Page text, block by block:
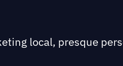
local, presque